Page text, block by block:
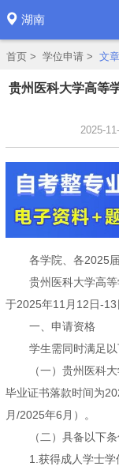
湖南
首页 > 学位申请 > 文
贵州医科大学高等
2025-
各学院、各2025
贵州医科大学高
于2025年11月12日-13
一、申请资格
学生需同时满足以
（一）贵州医科
毕业证书落款时间为
月/2025年6月）。
（二）具备以下
1.获得成人学士